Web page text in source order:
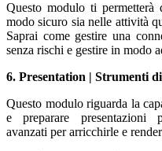
Questo modulo ti
modo sicuro sia nelle attività
Saprai come gestire una
senza rischi e gestire in modo
6. Presentation | Strumenti
Questo modulo riguarda la
e preparare presentazioni
avanzati per arricchirle e